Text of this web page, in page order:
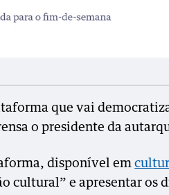
que vai
o presidente da
disponível em
cultural” e apresentar os